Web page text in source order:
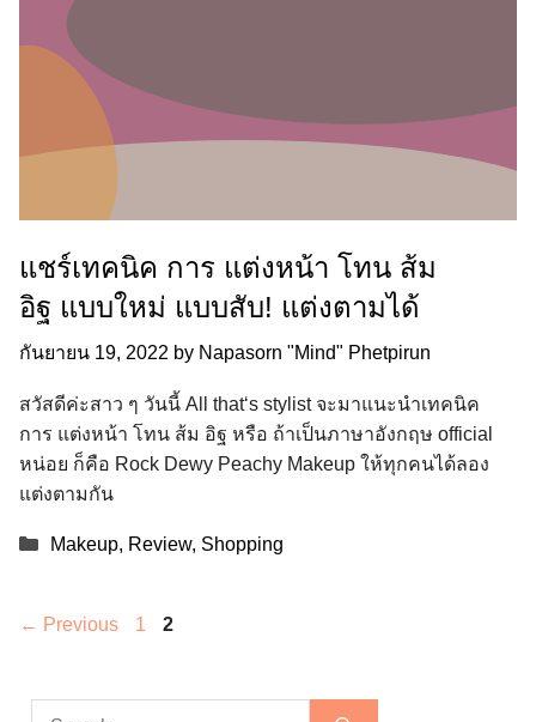
แชร์เทคนิค การ แต่งหน้า โทน ส้ม
อิฐ แบบใหม่ แบบสับ! แต่งตามได้
กันยายน 19, 2022 by Napasorn "Mind" Phetpirun
สวัสดีค่ะสาว ๆ วันนี้ All that‘s stylist จะมาแนะนำเทคนิค
การ แต่งหน้า โทน ส้ม อิฐ หรือ ถ้าเป็นภาษาอังกฤษ official
หน่อย ก็คือ Rock Dewy Peachy Makeup ให้ทุกคนได้ลอง
แต่งตามกัน
Categories
Makeup, Review, Shopping
← Previous Page
1 Page
2